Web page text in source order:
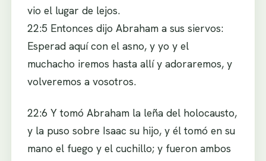
vio el lugar de lejos.
22:5 Entonces dijo Abraham a sus siervos:
Esperad aquí con el asno, y yo y el
muchacho iremos hasta allí y adoraremos, y
volveremos a vosotros.
22:6 Y tomó Abraham la leña del holocausto,
y la puso sobre Isaac su hijo, y él tomó en su
mano el fuego y el cuchillo; y fueron ambos